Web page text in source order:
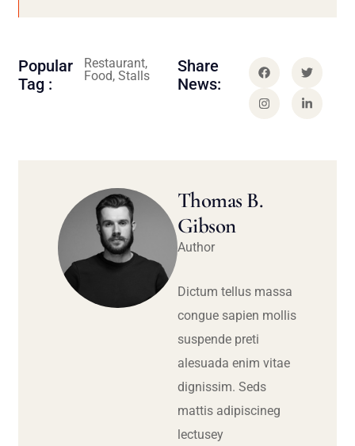
Popular
Tag :
Restaurant,
Food, Stalls
Share
News:
Thomas B.
Gibson
Author
Dictum tellus massa
congue sapien mollis
suspende preti
alesuada enim vitae
dignissim. Seds
mattis adipiscineg
lectusey